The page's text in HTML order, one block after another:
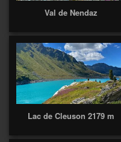
Val de Nendaz
Lac de Cleuson 2179 m